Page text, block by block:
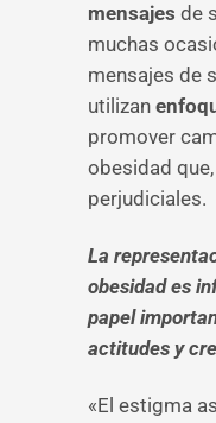
mensajes de
muchas
mensajes de
utilizan
promover
obesidad
perjudiciales.
La
obesidad es
papel
actitudes y
«El estigma